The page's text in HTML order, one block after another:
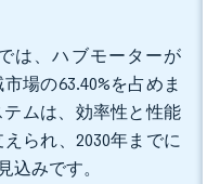
は、ハブモーターが
場の63.40%を占めま
ムは、効率性と性能
られ、2030年までに
込みです。